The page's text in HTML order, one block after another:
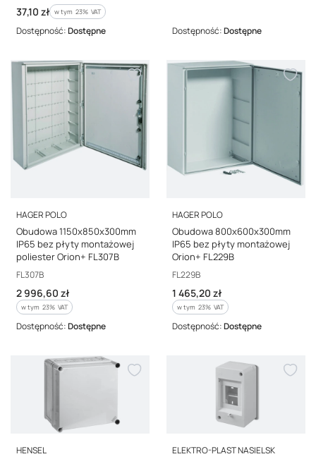
Cena brutto
37,10 zł w tym %s VAT
w tym 23% VAT
Dostępność:Dostępne Dostępność:Dostępne
PRODUCENT
HAGER POLO
Obudowa 1150x850x300mm
IP65 bez płyty montażowej
poliester Orion+ FL307B
Kod producenta
FL307B
Cena brutto
2 996,60 zł
w tym %s VAT
w tym 23% VAT
Dostępność:Dostępne
PRODUCENT
HAGER POLO
Obudowa 800x600x300mm
IP65 bez płyty montażowej
Orion+ FL229B
Kod producenta
FL229B
Cena brutto
1 465,20 zł
w tym %s VAT
w tym 23% VAT
Dostępność:Dostępne
PRODUCENT
HENSEL PRODUCENT
ELEKTRO-PLAST NASIELSK